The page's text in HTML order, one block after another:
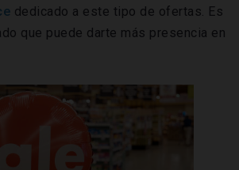
dedicado a este tipo de ofertas. Es
que puede darte más presencia en